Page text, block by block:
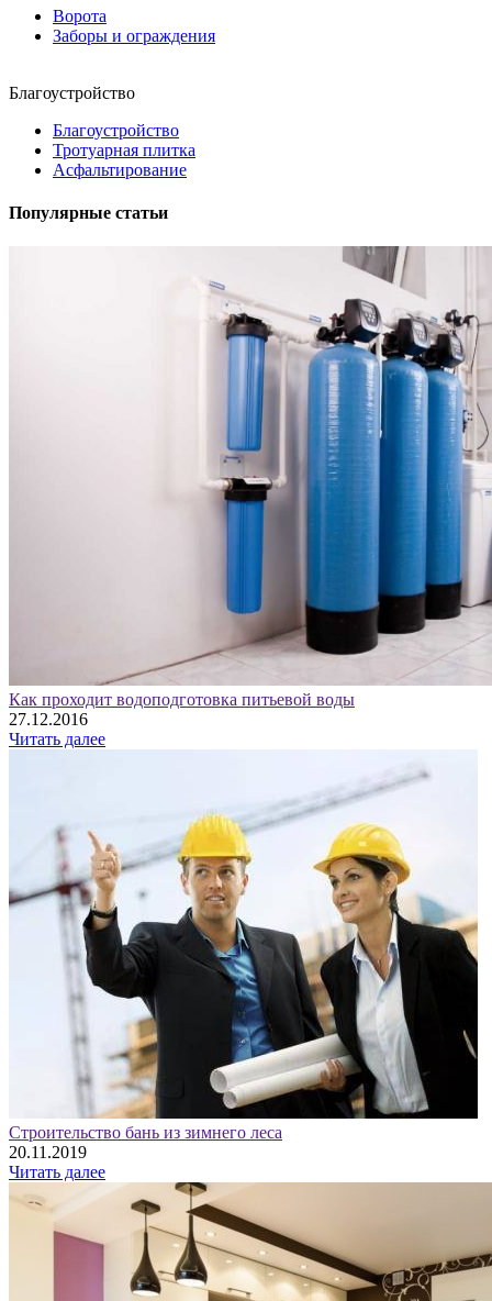
Ворота
Заборы и ограждения
Благоустройство
Благоустройство
Тротуарная плитка
Асфальтирование
Популярные статьи
Как проходит водоподготовка питьевой воды
27.12.2016
Читать далее
Строительство бань из зимнего леса
20.11.2019
Читать далее